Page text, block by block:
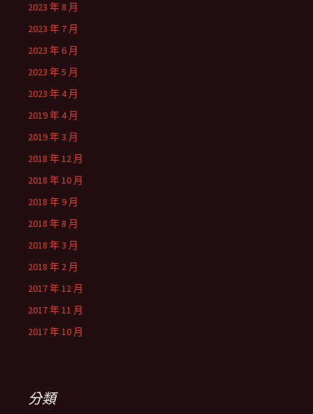
2023 年 8 月
2023 年 7 月
2023 年 6 月
2023 年 5 月
2023 年 4 月
2019 年 4 月
2019 年 3 月
2018 年 12 月
2018 年 10 月
2018 年 9 月
2018 年 8 月
2018 年 3 月
2018 年 2 月
2017 年 12 月
2017 年 11 月
2017 年 10 月
分類